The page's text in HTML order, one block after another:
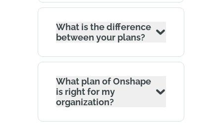
What is the difference
between your plans?
What plan of Onshape
is right for my
organization?